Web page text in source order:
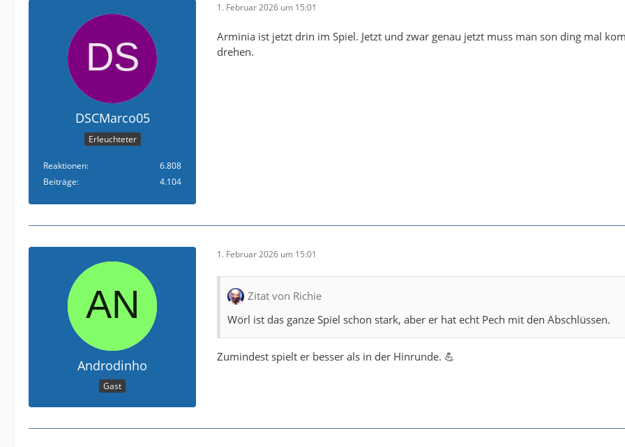
DSCMarco05
Erleuchteter
Reaktionen
6.808
Beiträge
4.104
1. Februar 2026 um 15:01
Arminia ist jetzt drin im Spiel. Jetzt und zwar genau jetzt muss man son ding mal
drehen.
Androdinho
Gast
1. Februar 2026 um 15:01
Zitat von Richie
Wörl ist das ganze Spiel schon stark, aber er hat echt Pech mit den Abschlüssen.
Zumindest spielt er besser als in der Hinrunde. 💪